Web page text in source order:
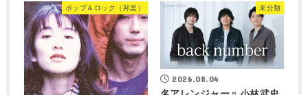
ポップ＆ロック（邦楽） 未分類
2026.08.04